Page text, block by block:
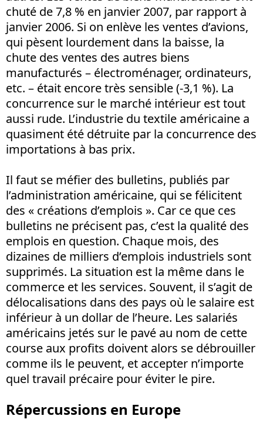
chuté de 7,8 % en janvier 2007, par rapport à
janvier 2006. Si on enlève les ventes d’avions,
qui pèsent lourdement dans la baisse, la
chute des ventes des autres biens
manufacturés – électroménager, ordinateurs,
etc. – était encore très sensible (-3,1 %). La
concurrence sur le marché intérieur est tout
aussi rude. L’industrie du textile américaine a
quasiment été détruite par la concurrence des
importations à bas prix.
Il faut se méfier des bulletins, publiés par
l’administration américaine, qui se félicitent
des « créations d’emplois ». Car ce que ces
bulletins ne précisent pas, c’est la qualité des
emplois en question. Chaque mois, des
dizaines de milliers d’emplois industriels sont
supprimés. La situation est la même dans le
commerce et les services. Souvent, il s’agit de
délocalisations dans des pays où le salaire est
inférieur à un dollar de l’heure. Les salariés
américains jetés sur le pavé au nom de cette
course aux profits doivent alors se débrouiller
comme ils le peuvent, et accepter n’importe
quel travail précaire pour éviter le pire.
Répercussions en Europe